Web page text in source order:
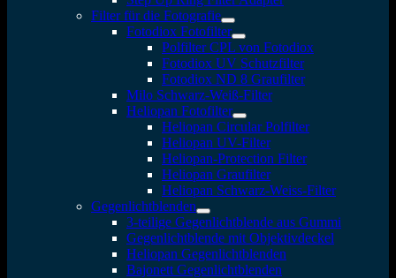
Filter für die Fotografie
Fotodiox Fotofilter
Polfilter CPL von Fotodiox
Fotodiox UV Schutzfilter
Fotodiox ND 8 Graufilter
Milo Schwarz-Weiß-Filter
Heliopan Fotofilter
Heliopan Circular Polfilter
Heliopan UV-Filter
Heliopan-Protection Filter
Heliopan Graufilter
Heliopan Schwarz-Weiss-Filter
Gegenlichtblenden
3-teilige Gegenlichtblende aus Gummi
Gegenlichtblende mit Objektivdeckel
Heliopan Gegenlichtblenden
Bajonett Gegenlichtblenden